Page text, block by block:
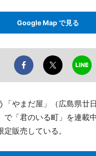
Google Map で見る
「やまだ屋」（広島県
「君のいる町」を連載
販売している。